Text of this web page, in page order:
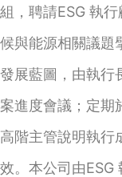
組，聘請ESG 執
候與能源相關議題
發展藍圖，由執行
案進度會議；定期
高階主管說明執行
效。本公司由ESG